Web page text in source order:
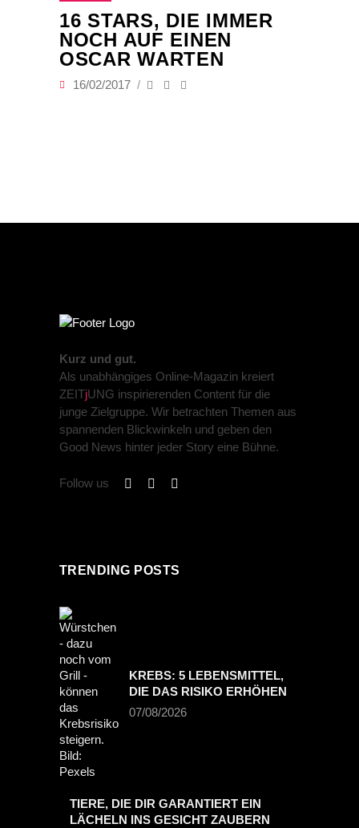
16 STARS, DIE IMMER
NOCH AUF EINEN
OSCAR WARTEN
16/02/2017
Kurz und gut.
Als unabhängiges Online-Magazin kreiert
ZEITjUNG inspirierenden Content für die
junge Zielgruppe. Wir betrachten Themen aus
spannenden Blickwinkeln und geben den
Good News hinter jeder Story eine Bühne.
Follow us
TRENDING POSTS
KREBS: 5 LEBENSMITTEL,
DIE DAS RISIKO ERHÖHEN
07/08/2026
TIERE, DIE DIR GARANTIERT EIN
LÄCHELN INS GESICHT ZAUBERN